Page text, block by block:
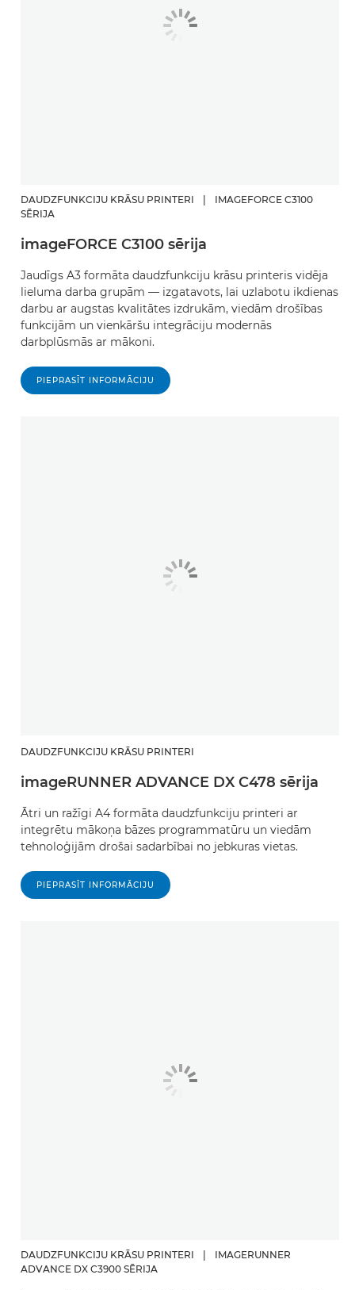
DAUDZFUNKCIJU KRĀSU PRINTERI
IMAGEFORCE C3100
SĒRIJA
imageFORCE C3100 sērija
Jaudīgs A3 formāta daudzfunkciju krāsu printeris vidēja
lieluma darba grupām — izgatavots, lai uzlabotu ikdienas
darbu ar augstas kvalitātes izdrukām, viedām drošības
funkcijām un vienkāršu integrāciju modernās
darbplūsmās ar mākoni.
PIEPRASĪT INFORMĀCIJU
DAUDZFUNKCIJU KRĀSU PRINTERI
imageRUNNER ADVANCE DX C478 sērija
Ātri un ražīgi A4 formāta daudzfunkciju printeri ar
integrētu mākoņa bāzes programmatūru un viedām
tehnoloģijām drošai sadarbībai no jebkuras vietas.
PIEPRASĪT INFORMĀCIJU
DAUDZFUNKCIJU KRĀSU PRINTERI
IMAGERUNNER
ADVANCE DX C3900 SĒRIJA